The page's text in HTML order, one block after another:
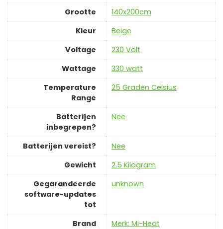
Grootte
‎140x200cm
Kleur
Beige
Voltage
‎230 Volt
Wattage
‎330 watt
Temperature
Range
‎25 Graden Celsius
Batterijen
inbegrepen?
‎Nee
Batterijen vereist?
‎Nee
Gewicht
‎2.5 Kilogram
Gegarandeerde
software-updates
tot
‎unknown
Brand Merk: Mi-Heat